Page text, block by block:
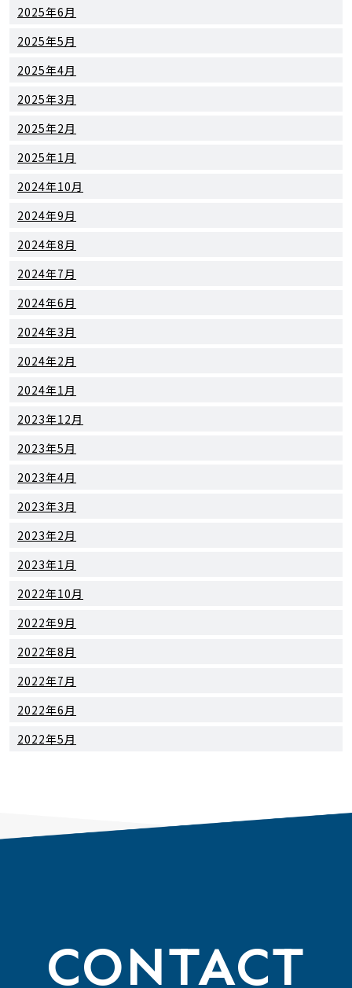
2025年6月
2025年5月
2025年4月
2025年3月
2025年2月
2025年1月
2024年10月
2024年9月
2024年8月
2024年7月
2024年6月
2024年3月
2024年2月
2024年1月
2023年12月
2023年5月
2023年4月
2023年3月
2023年2月
2023年1月
2022年10月
2022年9月
2022年8月
2022年7月
2022年6月
2022年5月
CONTACT